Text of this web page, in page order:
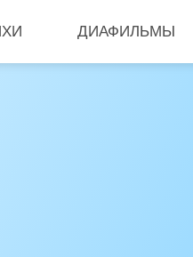
ДИАФИЛЬМЫ